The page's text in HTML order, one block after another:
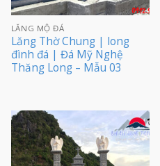
LĂNG MỘ ĐÁ
Lăng Thờ Chung | long
đình đá | Đá Mỹ Nghệ
Thăng Long – Mẫu 03